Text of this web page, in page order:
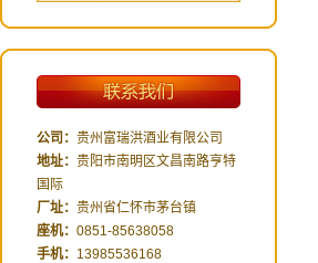
公司： 贵州富瑞洪酒业有限公司
地址： 贵阳市南明区文昌南路亨特
国际
厂址： 贵州省仁怀市茅台镇
座机： 0851-85638058
手机： 13985536168